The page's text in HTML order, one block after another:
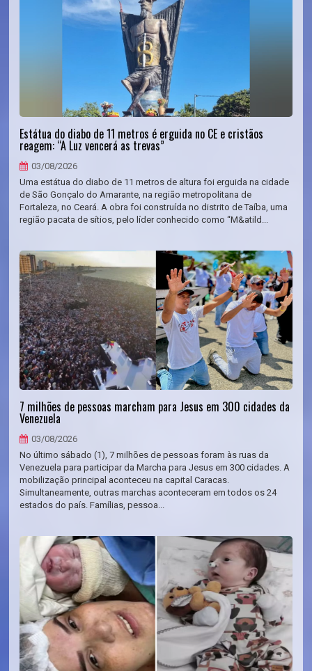
Estátua do diabo de 11 metros é erguida no CE e cristãos
reagem: “A Luz vencerá as trevas”
03/08/2026
Uma estátua do diabo de 11 metros de altura foi erguida na cidade
de São Gonçalo do Amarante, na região metropolitana de
Fortaleza, no Ceará. A obra foi construída no distrito de Taíba, uma
região pacata de sítios, pelo líder conhecido como “M&atild...
7 milhões de pessoas marcham para Jesus em 300 cidades da
Venezuela
03/08/2026
No último sábado (1), 7 milhões de pessoas foram às ruas da
Venezuela para participar da Marcha para Jesus em 300 cidades. A
mobilização principal aconteceu na capital Caracas.
Simultaneamente, outras marchas aconteceram em todos os 24
estados do país. Famílias, pessoa...